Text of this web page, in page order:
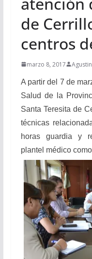
de
centros
marzo 8, 2017
A partir del 7 de
Salud de la
Santa Teresita de
técnicas
horas guardia y
plantel médico